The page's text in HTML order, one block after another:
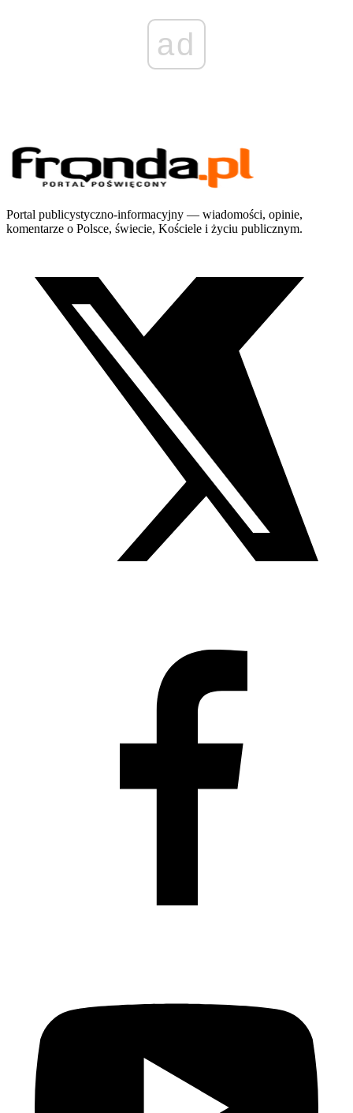
ad
Portal publicystyczno-informacyjny — wiadomości, opinie,
komentarze o Polsce, świecie, Kościele i życiu publicznym.